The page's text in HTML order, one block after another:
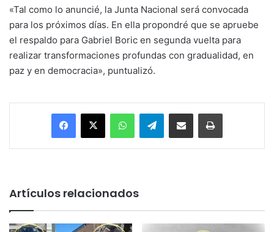
«Tal como lo anuncié, la Junta Nacional será convocada
para los próximos días. En ella propondré que se apruebe
el respaldo para Gabriel Boric en segunda vuelta para
realizar transformaciones profundas con gradualidad, en
paz y en democracia», puntualizó.
Facebook
X WhatsAppTelegramEnviar vía email Imprimir
Artículos relacionados